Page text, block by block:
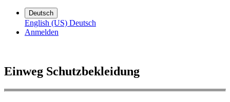
Deutsch
English (US) Deutsch
Anmelden
Einweg Schutzbekleidung